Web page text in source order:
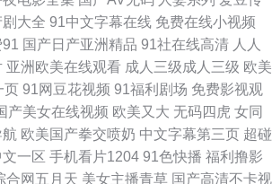
线与二线的电影 欧美AⅤ视频 一区靖品 91碰在线观
件下载 四虎一线 自啪91 91社黄网 俺来也俺去也久
成人网站久久 伊人WWW在线 97资源网在线看 九色
美精品国产 在线看片网站 91露脸熟女视频 av在线
大全 91中文字幕在线 免费在线小视频
91 国产日产亚洲精品 91社在线高清 人人
亚洲欧美在线观看 成人三级成人三级 欧美
页 91网豆花视频 91福利剧场 免费影视观
产美女在线视频 欧美又大 无码四虎 女同
欧美国产拳交喷奶 中文字幕第三页 超碰
一区 手机看片1204 91色快播 福利撸影
合网五月天 美女主播青草 国产高清不卡视